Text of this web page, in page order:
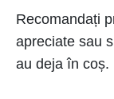
Recomandați
apreciate sau
au deja în coș.